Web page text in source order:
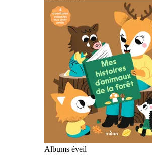
Albums éveil